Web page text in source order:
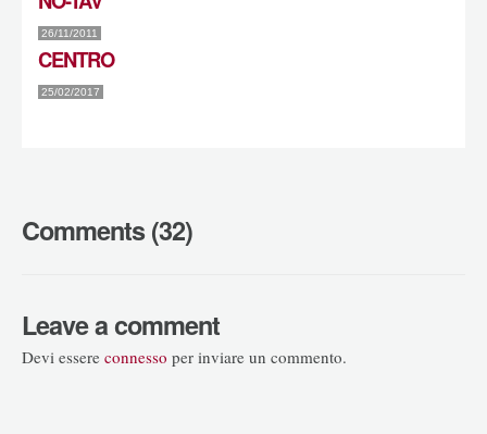
26/11/2011
CENTRO
25/02/2017
Comments (32)
Leave a comment
Devi essere connesso per inviare un commento.